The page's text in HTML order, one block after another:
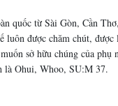
quốc từ Sài Gòn, Cần
được chăm chút,
sở hữu chúng của phụ
là Ohui, Whoo, SU:M 37.